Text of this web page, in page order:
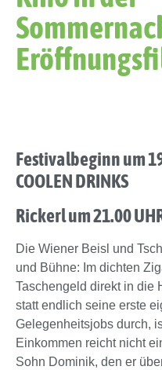
Festivalbeginn um
COOLEN DRINKS
Rickerl um 21.00
Die Wiener Beisl und
und Bühne: Im dichten
Taschengeld direkt in die
statt endlich seine erste
Gelegenheitsjobs durch,
Einkommen reicht nicht
Sohn Dominik, den er